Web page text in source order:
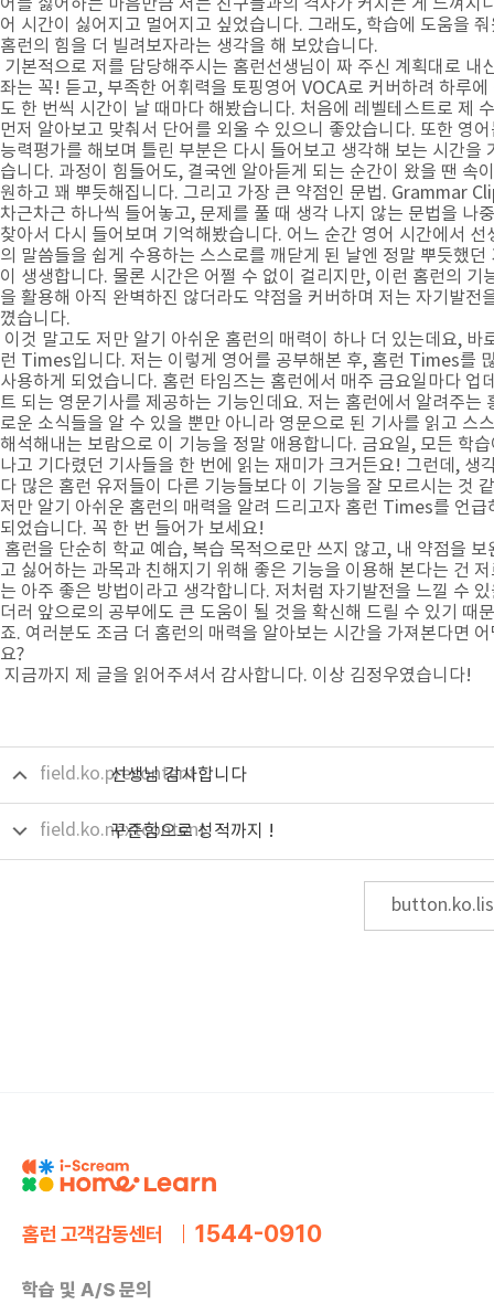
어를 싫어하는 마음만큼 저는 친구들과의 격차가 커지는 게 느껴지
어 시간이 싫어지고 멀어지고 싶었습니다. 그래도, 학습에 도움을
홈런의 힘을 더 빌려보자라는 생각을 해 보았습니다.
기본적으로 저를 담당해주시는 홈런선생님이 짜 주신 계획대로 내
좌는 꼭! 듣고, 부족한 어휘력을 토핑영어 VOCA로 커버하려 하루에
도 한 번씩 시간이 날 때마다 해봤습니다. 처음에 레벨테스트로 ​​​​​제
먼저 알아보고 맞춰서 단어를 외울 수 있으니 좋았습니다. 또한 영
능력평가를 해보며 틀린 부분은 다시 들어보고 생각해 보는 시간을
습니다. 과정이 힘들어도, 결국엔 알아듣게 되는 순간이 왔을 땐 속
원하고 꽤 뿌듯해집니다. 그리고 가장 큰 약점인 문법. Grammar
차근차근 하나씩 들어놓고, 문제를 풀 때 생각 나지 않는 문법을 나
찾아서 다시 들어보며 기억해봤습니다. 어느 순간 영어 시간에서 선
의 말씀들을 쉽게 수용하는 스스로를 깨닫게 된 날엔 정말 뿌듯했던
이 생생합니다. 물론 시간은 어쩔 수 없이 걸리지만, 이런 홈런의 기
을 활용해 아직 완벽하진 않더라도 약점을 커버하며 저는 자기발전
꼈습니다.
이것 말고도 저만 알기 아쉬운 홈런의 매력이 하나 더 있는데요, 바
런 Times입니다. 저는 이렇게 영어를 공부해본 후, 홈런 Times를
사용하게 되었습니다. 홈런 타임즈는 홈런에서 매주 금요일마다 업
트 되는 영문기사를 제공하는 기능인데요. 저는 홈런에서 알려주는
로운 소식들을 알 수 있을 뿐만 아니라 영문으로 된 기사를 읽고 스
해석해내는 보람으로 이 기능을 정말 애용합니다. 금요일, 모든 학
나고 기다렸던 기사들을 한 번에 읽는 재미가 크거든요! 그런데, 생
다 많은 홈런 유저들이 다른 기능들보다 이 기능을 잘 모르시는 것
저만 알기 아쉬운 홈런의 매력을 알려 드리고자 홈런 Times를 언급
되었습니다. 꼭 한 번 들어가 보세요!
홈런을 단순히 학교 예습, 복습 목적으로만 쓰지 않고, 내 약점을 보
고 싫어하는 과목과 친해지기 위해 좋은 기능을 이용해 본다는 건
는 아주 좋은 방법이라고 생각합니다. 저처럼 자기발전을 느낄 수
더러 앞으로의 공부에도 큰 도움이 될 것을 확신해 드릴 수 있기 때
죠. 여러분도 조금 더 홈런의 매력을 알아보는 시간을 가져본다면
요?
지금까지 제 글을 읽어주셔서 감사합니다. 이상 김정우였습니다!
field.ko.precontent
선생님 감사합니다
field.ko.nextcontent
꾸준함으로 성적까지 !
홈런 고객감동센터
학습 및 A/S 문의
1544-0910